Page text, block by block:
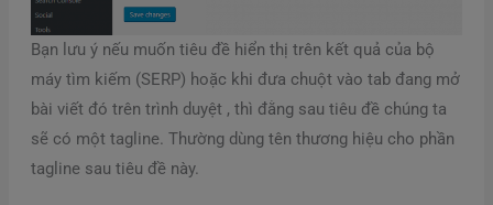
Bạn lưu ý nếu muốn tiêu đề hiển thị trên kết quả của bộ
máy tìm kiếm (SERP) hoặc khi đưa chuột vào tab đang mở
bài viết đó trên trình duyệt , thì đằng sau tiêu đề chúng ta
sẽ có một tagline. Thường dùng tên thương hiệu cho phần
tagline sau tiêu đề này.